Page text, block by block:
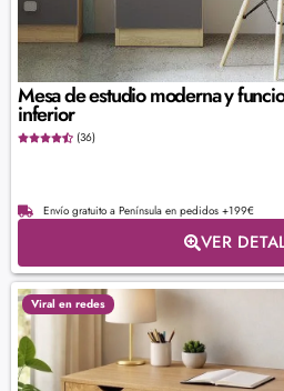
Mesa de estudio moderna y
inferior
(36)
Envío gratuito a Península en pedidos +199€
VER
Viral en redes